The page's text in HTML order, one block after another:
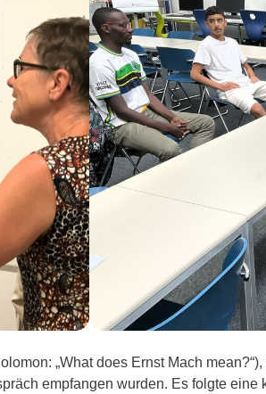
„What does Ernst Mach
empfangen wurden. Es folgte